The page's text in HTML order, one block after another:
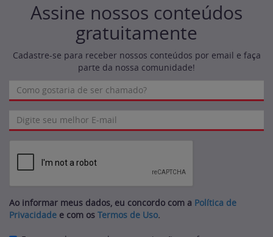
Assine nossos conteúdos
gratuitamente
Cadastre-se para receber nossos conteúdos por email e faça
parte da nossa comunidade!
Ao informar meus dados, eu concordo com a Política de
Privacidade e com os Termos de Uso.